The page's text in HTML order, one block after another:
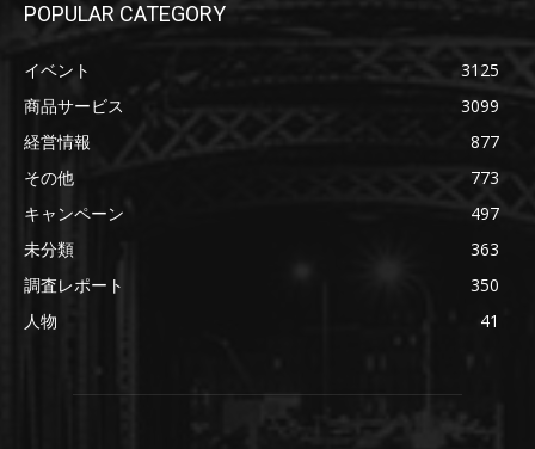
POPULAR CATEGORY
イベント
3125
商品サービス
3099
経営情報
877
その他
773
キャンペーン
497
未分類
363
調査レポート
350
人物
41